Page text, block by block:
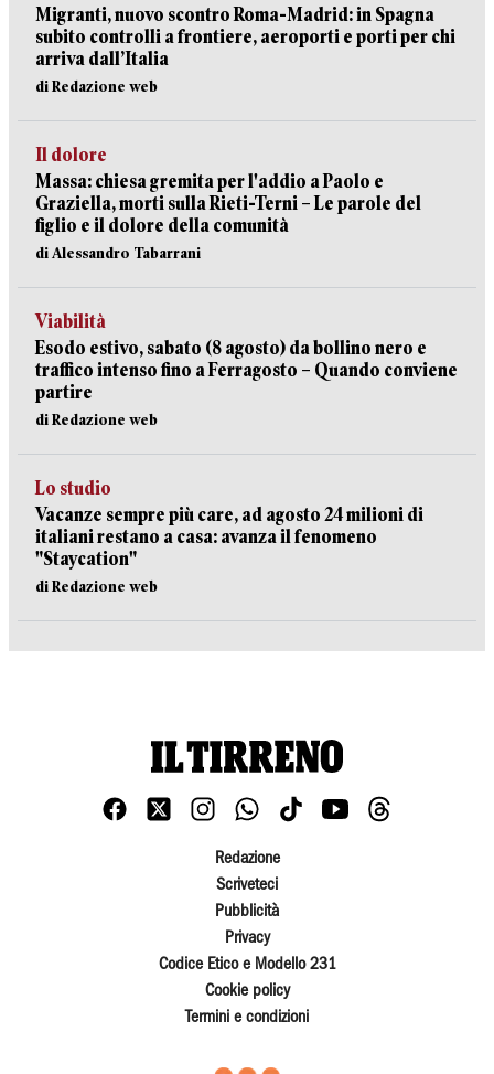
Migranti, nuovo scontro Roma-Madrid: in Spagna
subito controlli a frontiere, aeroporti e porti per chi
arriva dall’Italia
di Redazione web
Il dolore
Massa: chiesa gremita per l'addio a Paolo e
Graziella, morti sulla Rieti-Terni – Le parole del
figlio e il dolore della comunità
di Alessandro Tabarrani
Viabilità
Esodo estivo, sabato (8 agosto) da bollino nero e
traffico intenso fino a Ferragosto – Quando conviene
partire
di Redazione web
Lo studio
Vacanze sempre più care, ad agosto 24 milioni di
italiani restano a casa: avanza il fenomeno
"Staycation"
di Redazione web
Redazione
Scriveteci
Pubblicità
Privacy
Codice Etico e Modello 231
Cookie policy
Termini e condizioni